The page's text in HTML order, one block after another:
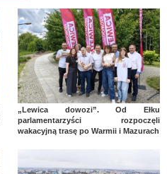
„Lewica dowozi”. Od Ełku
parlamentarzyści rozpoczęli
wakacyjną trasę po Warmii i Mazurach